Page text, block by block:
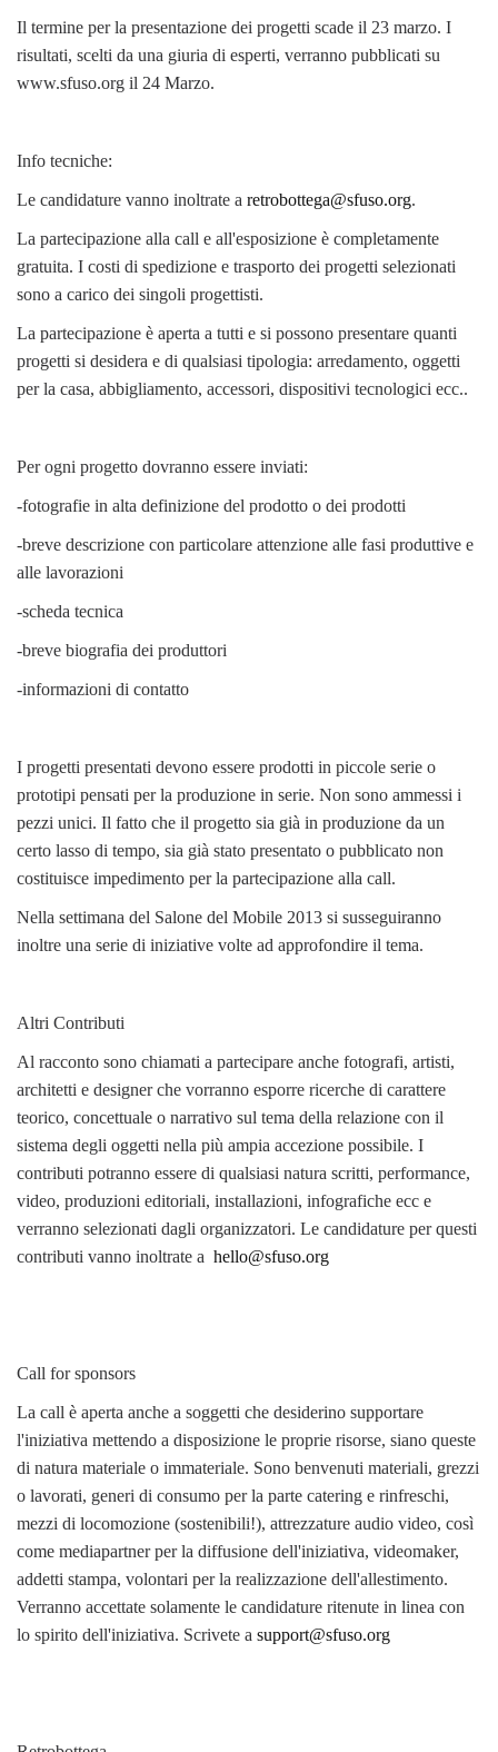
Il termine per la presentazione dei progetti scade il 23 marzo. I
risultati, scelti da una giuria di esperti, verranno pubblicati su
www.sfuso.org il 24 Marzo.
Info tecniche:
Le candidature vanno inoltrate a retrobottega@sfuso.org.
La partecipazione alla call e all'esposizione è completamente
gratuita. I costi di spedizione e trasporto dei progetti selezionati
sono a carico dei singoli progettisti.
La partecipazione è aperta a tutti e si possono presentare quanti
progetti si desidera e di qualsiasi tipologia: arredamento, oggetti
per la casa, abbigliamento, accessori, dispositivi tecnologici ecc..
Per ogni progetto dovranno essere inviati:
-fotografie in alta definizione del prodotto o dei prodotti
-breve descrizione con particolare attenzione alle fasi produttive e
alle lavorazioni
-scheda tecnica
-breve biografia dei produttori
-informazioni di contatto
I progetti presentati devono essere prodotti in piccole serie o
prototipi pensati per la produzione in serie. Non sono ammessi i
pezzi unici. Il fatto che il progetto sia già in produzione da un
certo lasso di tempo, sia già stato presentato o pubblicato non
costituisce impedimento per la partecipazione alla call.
Nella settimana del Salone del Mobile 2013 si susseguiranno
inoltre una serie di iniziative volte ad approfondire il tema.
Altri Contributi
Al racconto sono chiamati a partecipare anche fotografi, artisti,
architetti e designer che vorranno esporre ricerche di carattere
teorico, concettuale o narrativo sul tema della relazione con il
sistema degli oggetti nella più ampia accezione possibile. I
contributi potranno essere di qualsiasi natura scritti, performance,
video, produzioni editoriali, installazioni, infografiche ecc e
verranno selezionati dagli organizzatori. Le candidature per questi
contributi vanno inoltrate a hello@sfuso.org
Call for sponsors
La call è aperta anche a soggetti che desiderino supportare
l'iniziativa mettendo a disposizione le proprie risorse, siano queste
di natura materiale o immateriale. Sono benvenuti materiali, grezzi
o lavorati, generi di consumo per la parte catering e rinfreschi,
mezzi di locomozione (sostenibili!), attrezzature audio video, così
come mediapartner per la diffusione dell'iniziativa, videomaker,
addetti stampa, volontari per la realizzazione dell'allestimento.
Verranno accettate solamente le candidature ritenute in linea con
lo spirito dell'iniziativa. Scrivete a support@sfuso.org